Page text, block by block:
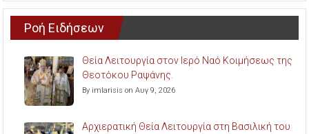
Ροή Ειδήσεων
Θεία Λειτουργία στον Ιερό Ναό Κοιμήσεως της
Θεοτόκου Ραψάνης.
By imlarisis on Αυγ 9, 2026
Αρχιερατική Θεία Λειτουργία στη Βασιλική του